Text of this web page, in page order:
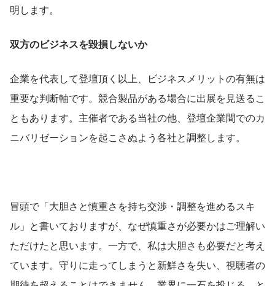
明します。
双方のビジネスを毀損しないか
企業を代表して登壇頂く以上、ビジネスメリットの有無は
重要な判断軸です。競合製品がある場合に出展を見送るこ
ともあります。主催者である当社の他、登壇企業間でのカ
ニバリゼーションを起こさぬよう各社と調整します。
冒頭で「大胆さと慎重さを持ち交渉・調整を進めるスキ
ル」と書いておりますが、なぜ慎重さが必要かはご理解い
ただけたと思います。一方で、私は大胆さも必要だと考え
ています。守りに走ってしまうと新鮮さを失い、視聴者の